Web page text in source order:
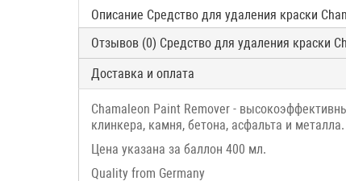
Описание Средство для удаления краски
Отзывов (0) Средство для удаления краски
Доставка и оплата
Chamaleon Paint Remover -
клинкера, камня, бетона, асфальта и
Цена указана за баллон 400 мл.
Quality from Germany